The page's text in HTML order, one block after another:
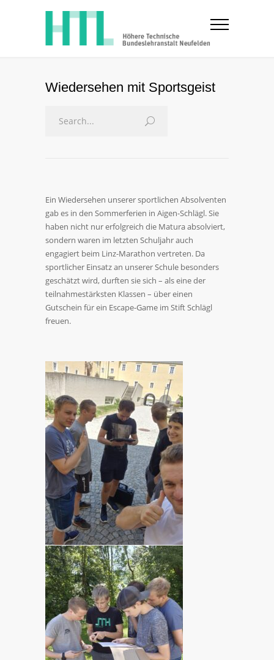
Wiedersehen mit Sportsgeist
Ein Wiedersehen unserer sportlichen Absolventen
gab es in den Sommerferien in Aigen-Schlägl. Sie
haben nicht nur erfolgreich die Matura absolviert,
sondern waren im letzten Schuljahr auch
engagiert beim Linz-Marathon vertreten. Da
sportlicher Einsatz an unserer Schule besonders
geschätzt wird, durften sie sich – als eine der
teilnahmestärksten Klassen – über einen
Gutschein für ein Escape-Game im Stift Schlägl
freuen.